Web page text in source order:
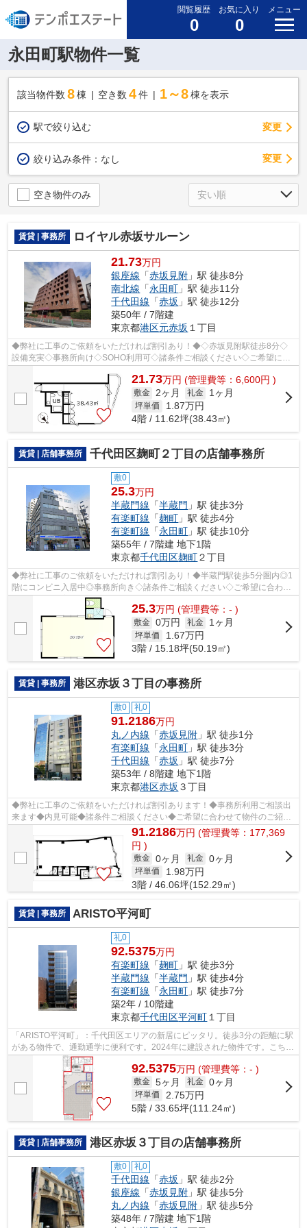
閲覧履歴
0
お気に入り
0
メニュー
永田町駅物件一覧
該当物件数 8棟 空き数 4 件 1～8 棟を表示
駅で絞り込む 変更
絞り込み条件： なし 変更
空き物件のみ
賃貸 | 事務所 ロイヤル赤坂サルーン
21.73万円
銀座線 「赤坂見附 」駅 徒歩8分
南北線 「永田町 」駅 徒歩11分
千代田線 「赤坂 」駅 徒歩12分
築50年 / 7階建
東京都港区元赤坂 １丁目
◆弊社に工事のご依頼をいただければ割引あり！◆◇赤坂見附駅徒歩8分◇
設備充実◇事務所向け◇SOHO利用可◇諸条件ご相談ください◇ご希望に合
21.73万円 (管理費等：6,600円 )
敷金 2ヶ月 礼金 1ヶ月
坪単価 1.87万円
4階 / 11.62坪(38.43㎡)
賃貸 | 店舗事務所 千代田区麹町２丁目の店舗事務所
敷0
25.3万円
半蔵門線 「半蔵門 」駅 徒歩3分
有楽町線 「麹町 」駅 徒歩4分
有楽町線 「永田町 」駅 徒歩10分
築55年 / 7階建 地下1階
東京都千代田区麹町２丁目
◆弊社に工事のご依頼をいただければ割引あり！◆半蔵門駅徒歩5分圏内◎1
階にコンビニ入居中◎事務所向き◇諸条件ご相談ください◇ご希望に合わせ
て物件のご提案が可能です◇お気軽にお問い合...
25.3万円 (管理費等：- )
敷金 0万円 礼金 1ヶ月
坪単価 1.67万円
3階 / 15.18坪(50.19㎡)
賃貸 | 事務所 港区赤坂３丁目の事務所
敷0 礼0
91.2186万円
丸ノ内線 「赤坂見附 」駅 徒歩1分
有楽町線 「永田町 」駅 徒歩3分
千代田線 「赤坂 」駅 徒歩7分
築53年 / 8階建 地下1階
東京都港区赤坂 ３丁目
◆弊社に工事のご依頼をいただければ割引あります！◆事務所利用ご相談出
来ます◆内見可能◆諸条件ご相談ください◆ご希望に合わせて物件のご紹介
可能です◆業種・ご希望条件等お気軽にお問...
91.2186万円 (管理費等：177,369
円 )
敷金 0ヶ月 礼金 0ヶ月
坪単価 1.98万円
3階 / 46.06坪(152.29㎡)
賃貸 | 事務所 ARISTO平河町
礼0
92.5375万円
有楽町線 「麹町 」駅 徒歩3分
半蔵門線 「半蔵門 」駅 徒歩4分
有楽町線 「永田町 」駅 徒歩7分
築2年 / 10階建
東京都千代田区平河町 １丁目
「ARISTO平河町」：千代田区エリアの新居にピッタリ。徒歩3分の距離に駅
がある物件で、通勤通学に便利です。2024年に建設された物件です。こちら
の物件にはエレベーターがあります。こ...
92.5375万円 (管理費等：- )
敷金 5ヶ月 礼金 0ヶ月
坪単価 2.75万円
5階 / 33.65坪(111.24㎡)
賃貸 | 店舗事務所 港区赤坂３丁目の店舗事務所
敷0 礼0
千代田線 「赤坂 」駅 徒歩2分
銀座線 「赤坂見附 」駅 徒歩5分
丸ノ内線 「赤坂見附 」駅 徒歩5分
築48年 / 7階建 地下1階